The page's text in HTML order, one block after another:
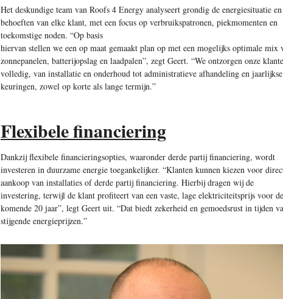
Het deskundige team van Roofs 4 Energy analyseert grondig de energiesituatie en
behoeften van elke klant, met een focus op verbruikspatronen, piekmomenten en
toekomstige noden. “Op basis
hiervan stellen we een op maat gemaakt plan op met een mogelijks optimale mix
zonnepanelen, batterijopslag en laadpalen”, zegt Geert. “We ontzorgen onze
volledig, van installatie en onderhoud tot administratieve afhandeling en jaarlijkse
keuringen, zowel op korte als lange termijn.”
Flexibele financiering
Dankzij flexibele financieringsopties, waaronder derde partij financiering, wordt
investeren in duurzame energie toegankelijker. “Klanten kunnen kiezen voor
aankoop van installaties of derde partij financiering. Hierbij dragen wij de
investering, terwijl de klant profiteert van een vaste, lage elektriciteitsprijs voor de
komende 20 jaar”, legt Geert uit. “Dat biedt zekerheid en gemoedsrust in tijden
stijgende energieprijzen.”